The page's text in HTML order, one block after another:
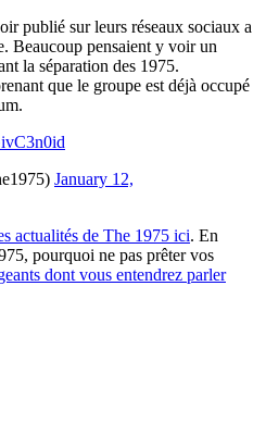
publié sur leurs réseaux sociaux a
Beaucoup pensaient y voir un
la séparation des 1975.
que le groupe est déjà occupé
January 12,
actualités de The 1975 ici. En
pourquoi ne pas prêter vos
dont vous entendrez parler